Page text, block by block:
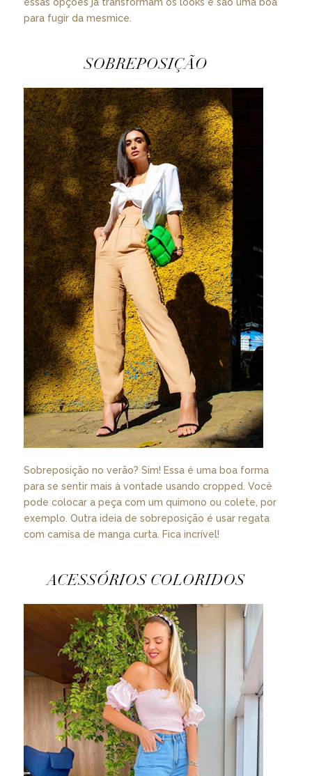
para fugir da mesmice.
Sobreposição no verão? Sim! Essa é uma boa forma
para se sentir mais à vontade usando cropped. Você
pode colocar a peça com um quimono ou colete, por
exemplo. Outra ideia de sobreposição é usar regata
com camisa de manga curta. Fica incrível!